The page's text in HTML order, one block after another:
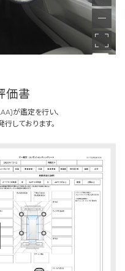
価書
が鑑定を行い、
しております。